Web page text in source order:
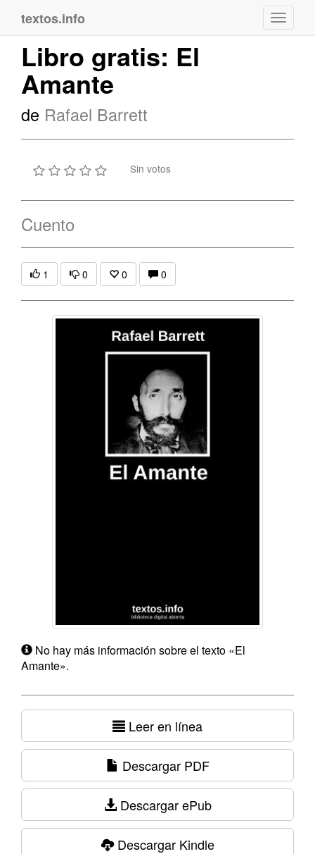
textos.info
Libro gratis: El
Amante
de Rafael Barrett
Sin votos
Cuento
1 0 0 0
No hay más información sobre el texto «El
Amante».
Leer en línea
Descargar PDF
Descargar ePub
Descargar Kindle